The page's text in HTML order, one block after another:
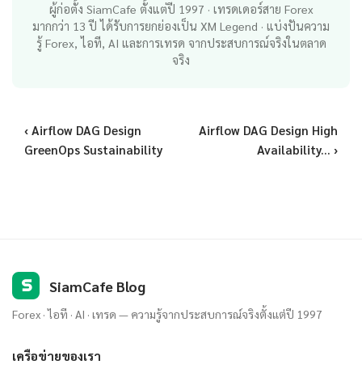
ผู้ก่อตั้ง SiamCafe ตั้งแต่ปี 1997 · เทรดเดอร์สาย Forex
มากกว่า 13 ปี ได้รับการยกย่องเป็น XM Legend · แบ่งปันความ
รู้ Forex, ไอที, AI และการเทรด จากประสบการณ์จริงในตลาด
จริง
‹ Airflow DAG Design
GreenOps Sustainability
Airflow DAG Design High
Availability... ›
S SiamCafe Blog
Forex · ไอที · AI · เทรด — ความรู้จากประสบการณ์จริงตั้งแต่ปี 1997
เครือข่ายของเรา